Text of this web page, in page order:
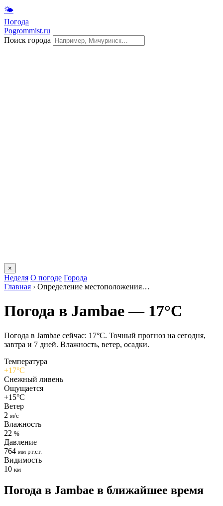
🌤
Погода
Pogrommist.ru
Поиск города
×
Неделя О погоде Города
Главная › Определение местоположения…
Погода в Jambaе — 17°C
Погода в Jambaе сейчас: 17°C. Точный прогноз на сегодня,
завтра и 7 дней. Влажность, ветер, осадки.
Температура
+17°C
Снежный ливень
Ощущается
+15°C
Ветер
2 м/с
Влажность
22 %
Давление
764 мм рт.ст.
Видимость
10 км
Погода в Jambaе в ближайшее время